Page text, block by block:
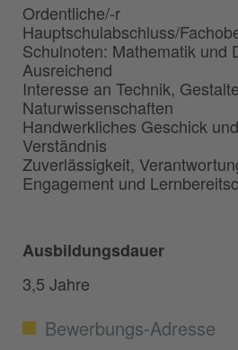
Ordentliche/-r
Hauptschulabschluss/
Schulnoten: Mathematik und
Ausreichend
Interesse an Technik,
Naturwissenschaften
Handwerkliches Geschick
Verständnis
Zuverlässigkeit,
Engagement und
Ausbildungsdauer
3,5 Jahre
Bewerbungs-Adresse